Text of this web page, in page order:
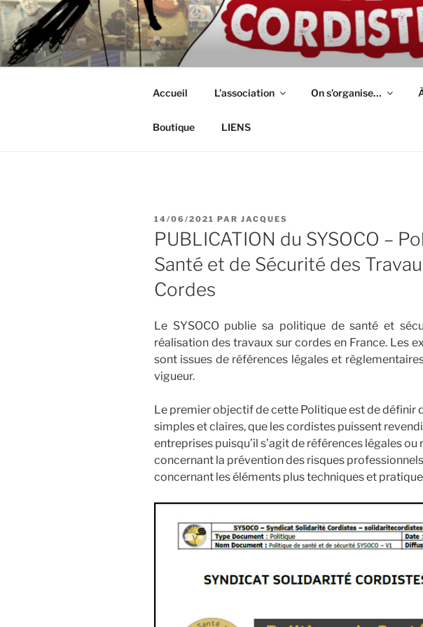
Aller
au
contenu
principal
ASSOCIATION
CORDISTES
Intérimaires, embauché(e)s, indépendant(e)s :
Accueil L’association On s’organise…
Boutique LIENS
PUBLIÉ
LE
14/06/2021 PAR JACQUES
PUBLICATION du SYSOCO –
Santé et de Sécurité des
Cordes
Le SYSOCO publie sa politique de santé et
réalisation des travaux sur cordes en France. Les
sont issues de références légales et
vigueur.
Le premier objectif de cette Politique est de définir
simples et claires, que les cordistes puissent
entreprises puisqu’il s’agit de références légales
concernant la prévention des risques
concernant les éléments plus techniques et